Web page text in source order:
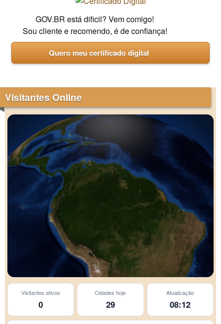
GOV.BR está dificil? Vem comigo!
Sou cliente e recomendo, é de confiança!
Quero meu certificado digital
Visitantes Online
Visitantes ativos
0
Cidades hoje
29
Atualização
08:12